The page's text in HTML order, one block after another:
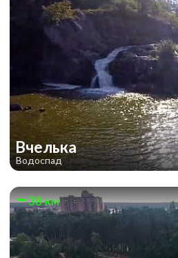
Вчелька
Водоспад
38 км